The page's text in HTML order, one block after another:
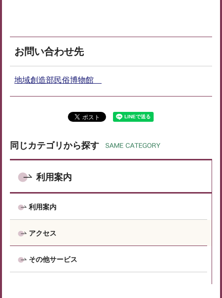
お問い合わせ先
地域創造部民俗博物館
同じカテゴリから探す
利用案内
利用案内
アクセス
その他サービス